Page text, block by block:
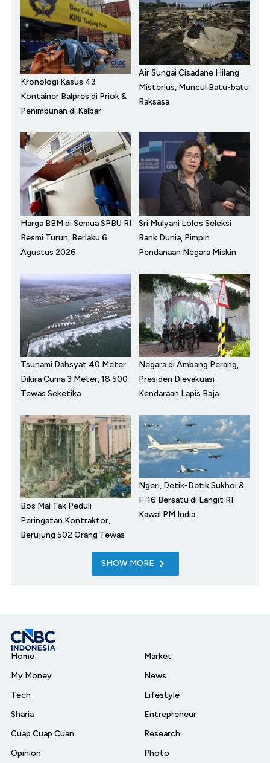
Kronologi Kasus 43
Kontainer Balpres di Priok &
Penimbunan di Kalbar
Air Sungai Cisadane Hilang
Misterius, Muncul Batu-batu
Raksasa
Harga BBM di Semua SPBU RI
Resmi Turun, Berlaku 6
Agustus 2026
Sri Mulyani Lolos Seleksi
Bank Dunia, Pimpin
Pendanaan Negara Miskin
Tsunami Dahsyat 40 Meter
Dikira Cuma 3 Meter, 18.500
Tewas Seketika
Negara di Ambang Perang,
Presiden Dievakuasi
Kendaraan Lapis Baja
Bos Mal Tak Peduli
Peringatan Kontraktor,
Berujung 502 Orang Tewas
Ngeri, Detik-Detik Sukhoi &
F-16 Bersatu di Langit RI
Kawal PM India
SHOW MORE
Home
My Money
Tech
Sharia
Cuap Cuap Cuan
Opinion
Market
News
Lifestyle
Entrepreneur
Research
Photo